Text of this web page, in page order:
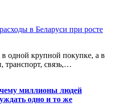
в Беларуси при росте
в одной крупной покупке, а в
транспорт, связь,…
миллионы людей
одно и то же